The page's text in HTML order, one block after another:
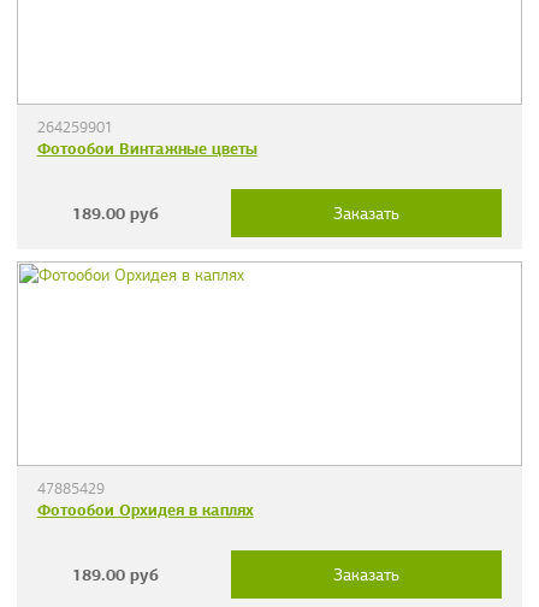
264259901
Фотообои Винтажные цветы
189.00 руб Заказать
47885429
Фотообои Орхидея в каплях
189.00 руб Заказать